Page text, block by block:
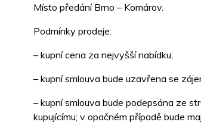
Místo předání Brno – Komárov.
Podmínky prodeje:
– kupní cena za nejvyšší nabídku;
– kupní smlouva bude uzavřena se
– kupní smlouva bude podepsána ze
kupujícímu; v opačném případě bude